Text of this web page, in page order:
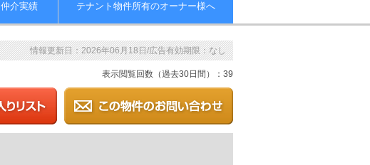
仲介実績 テナント物件所有のオーナー様へ
情報更新日：2026年06月18日/広告有効期限：なし
表示閲覧回数（過去30日間）：39